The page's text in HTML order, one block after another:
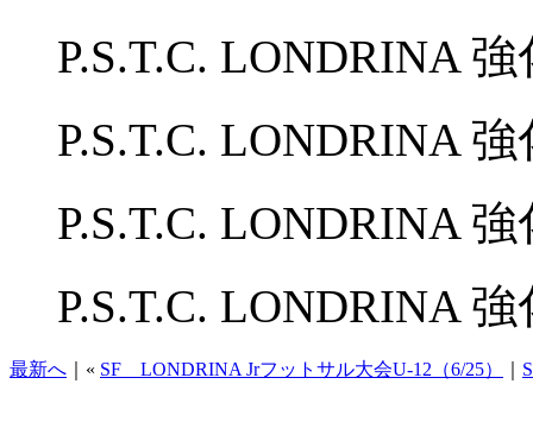
P.S.T.C. LONDRINA
P.S.T.C. LONDRINA
P.S.T.C. LONDRINA
P.S.T.C. LONDRINA
最新へ ｜« SF LONDRINA Jrフットサル大会U-12（6/25）